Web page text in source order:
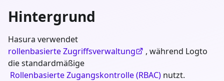
Hintergrund
Hasura verwendet
rollenbasierte Zugriffsverwaltung
, während Logto
die standardmäßige
Rollenbasierte Zugangskontrolle (RBAC) nutzt.